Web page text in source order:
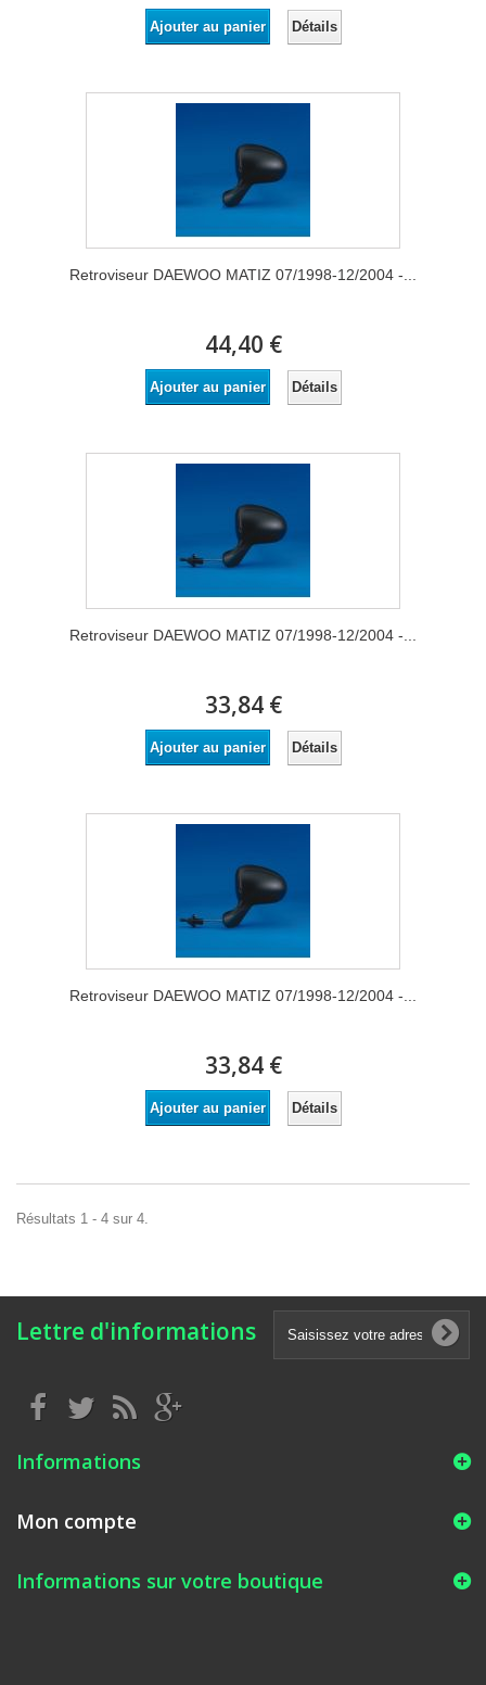
Ajouter au panier Détails
Retroviseur DAEWOO MATIZ 07/1998-12/2004 -...
44,40 €
Ajouter au panier Détails
Retroviseur DAEWOO MATIZ 07/1998-12/2004 -...
33,84 €
Ajouter au panier Détails
Retroviseur DAEWOO MATIZ 07/1998-12/2004 -...
33,84 €
Ajouter au panier Détails
Résultats 1 - 4 sur 4.
Lettre d'informations
Informations
Mon compte
Informations sur votre boutique